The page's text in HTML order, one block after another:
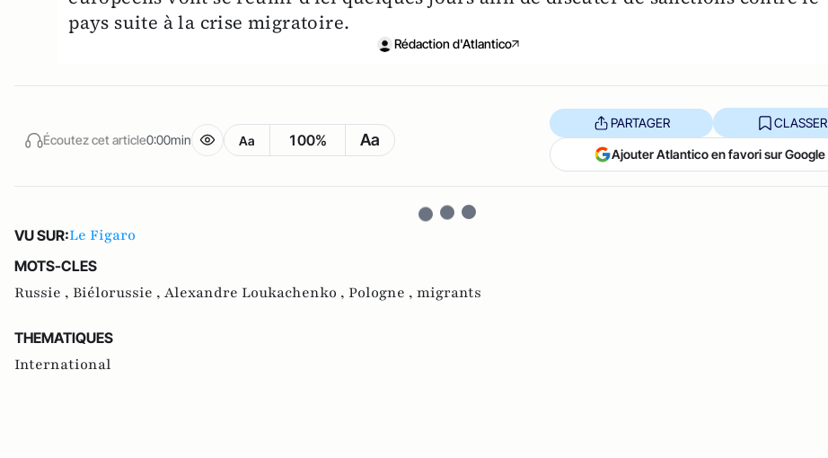
pays suite à la crise migratoire.
Rédaction d'Atlantico
Écoutez cet article0:00min Aa 100% Aa
PARTAGER CLASSER
Ajouter Atlantico en favori sur Google
VU SUR:Le Figaro
MOTS-CLES
Russie , Biélorussie , Alexandre Loukachenko , Pologne , migrants
THEMATIQUES
International